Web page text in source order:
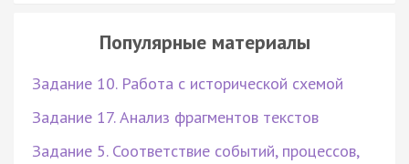
Популярные материалы
Задание 10. Работа с исторической схемой
Задание 17. Анализ фрагментов текстов
Задание 5. Соответствие событий, процессов,